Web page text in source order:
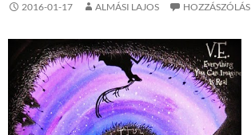
2016-01-17 ALMÁSI LAJOS HOZZÁSZÓLÁS